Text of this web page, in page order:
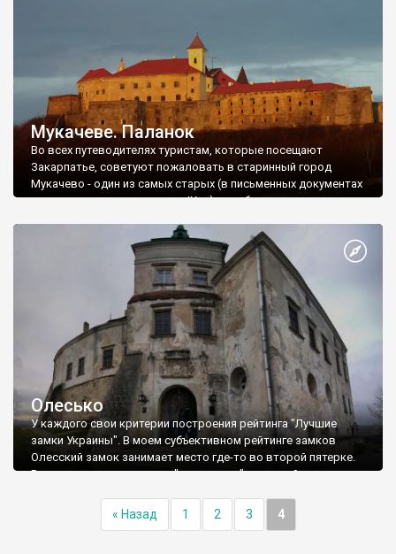
Мукачеве. Паланок
Во всех путеводителях туристам, которые посещают
Закарпатье, советуют пожаловать в старинный город
Мукачево - один из самых старых (в письменных документах
он впервые вспоминается в ІХ в.) и наиболее
можно говорить очень долго - без сомнения это жемчужина
украинской урбоистории - но это тема другого рассказа, а
жемчужиной самого Мукачева является его замок -
"Паланок", и грех, побывав в Мукачевом не посетить этот
памятник истории и военной архитектуры.
Олесько
У каждого свои критерии построения рейтинга "Лучшие
замки Украины". В моем субъективном рейтинге замков
Олесский замок занимает место где-то во второй пятерке.
Реально конкурировать с "монстрами" этого рейтинга:
Днестровским ему сложно - не та весовая категория. Но
одного факта рождения в замке выдающегося польского
« Назад 1 2 3 4